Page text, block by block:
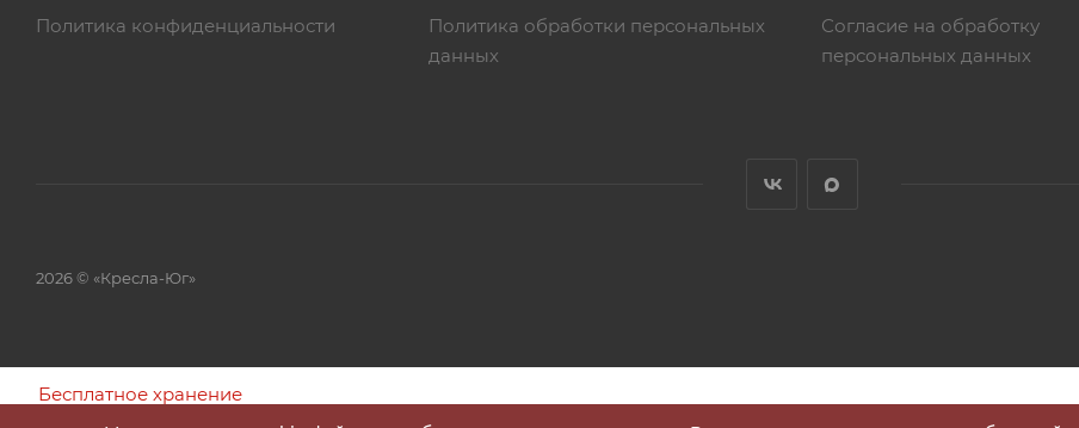
Политика конфиденциальности
Политика обработки персональных
данных
Согласие на обработку
персональных данных
2026 © «Кресла-Юг»
Бесплатное хранение